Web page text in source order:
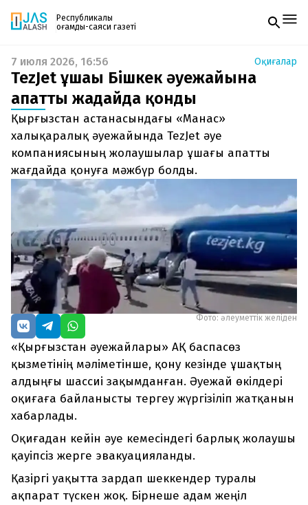
Республикалық
қоғамдық-саяси газеті
Жаңалықтар
Спорт
Live
Руханият
Аймақ
Архив
Заң және тәртіп
Редакциямен байланыс
+7 708 604 51 06
Жарнама бөлімі
+7 701 220 64 52
Пошта
zhasalash100@gmail.com
Газетке жазылу
PDF форматтағы газетті ай сайын электронды
поштаңызға алып отырыңыз. Жаңа нөмір
шыққан сәтте сізге бірден жіберіледі. Тек email
енгізіңіз, біз қалғанын өзіміз жібереміз.
7 июля 2026, 16:56 Оқиғалар
TezJet ұшағы Бішкек әуежайына
апатты жағдайда қонды
Қырғызстан астанасындағы «Манас»
халықаралық әуежайында TezJet әуе
компаниясының жолаушылар ұшағы апатты
жағдайда қонуға мәжбүр болды.
Фото: әлеуметтік желіден
«Қырғызстан әуежайлары» АҚ баспасөз
қызметінің мәліметінше, қону кезінде ұшақтың
алдыңғы шассиі зақымданған. Әуежай өкілдері
оқиғаға байланысты тергеу жүргізіліп жатқанын
хабарлады.
Оқиғадан кейін әуе кемесіндегі барлық жолаушы
қауіпсіз жерге эвакуацияланды.
Қазіргі уақытта зардап шеккендер туралы
ақпарат түскен жоқ. Бірнеше адам жеңіл